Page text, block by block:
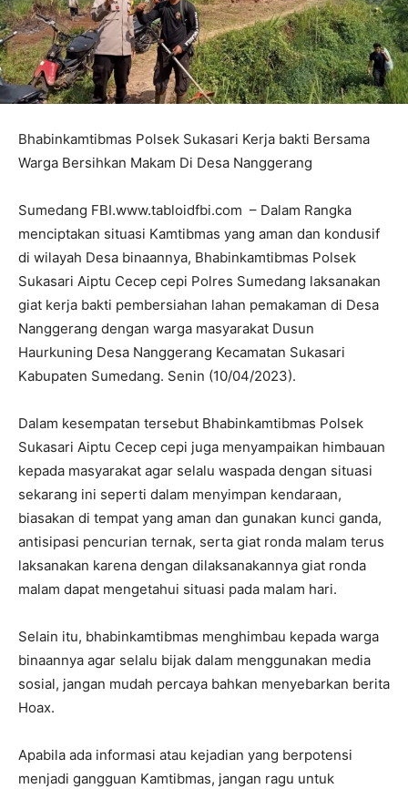
Bhabinkamtibmas Polsek Sukasari Kerja bakti Bersama
Warga Bersihkan Makam Di Desa Nanggerang
Sumedang FBI.www.tabloidfbi.com – Dalam Rangka
menciptakan situasi Kamtibmas yang aman dan kondusif
di wilayah Desa binaannya, Bhabinkamtibmas Polsek
Sukasari Aiptu Cecep cepi Polres Sumedang laksanakan
giat kerja bakti pembersiahan lahan pemakaman di Desa
Nanggerang dengan warga masyarakat Dusun
Haurkuning Desa Nanggerang Kecamatan Sukasari
Kabupaten Sumedang. Senin (10/04/2023).
Dalam kesempatan tersebut Bhabinkamtibmas Polsek
Sukasari Aiptu Cecep cepi juga menyampaikan himbauan
kepada masyarakat agar selalu waspada dengan situasi
sekarang ini seperti dalam menyimpan kendaraan,
biasakan di tempat yang aman dan gunakan kunci ganda,
antisipasi pencurian ternak, serta giat ronda malam terus
laksanakan karena dengan dilaksanakannya giat ronda
malam dapat mengetahui situasi pada malam hari.
Selain itu, bhabinkamtibmas menghimbau kepada warga
binaannya agar selalu bijak dalam menggunakan media
sosial, jangan mudah percaya bahkan menyebarkan berita
Hoax.
Apabila ada informasi atau kejadian yang berpotensi
menjadi gangguan Kamtibmas, jangan ragu untuk